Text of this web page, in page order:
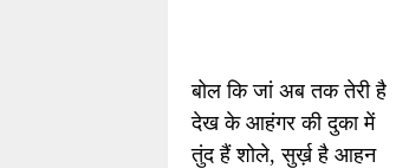
बोल कि जां अब तकतेरी है
देख के आहंगर की दुका में
तुंद हैं शोले, सुर्ख़ है आहन